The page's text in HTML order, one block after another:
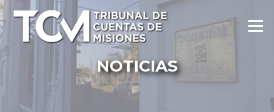
Ir
al
contenido
Menú
NOTICIAS